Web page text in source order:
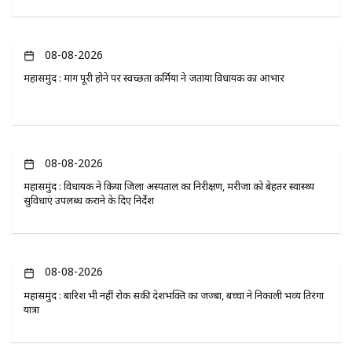
08-08-2026
महासमुंद : मांग पूरी होने पर स्वच्छता कर्मियों ने जताया विधायक का आभार
08-08-2026
महासमुंद : विधायक ने किया जिला अस्पताल का निरीक्षण, मरीजों को बेहतर स्वास्थ्य
सुविधाएं उपलब्ध कराने के दिए निर्देश
08-08-2026
महासमुंद : बारिश भी नहीं रोक सकी देशभक्ति का जज्बा, बच्चों ने निकाली भव्य तिरंगा
यात्रा